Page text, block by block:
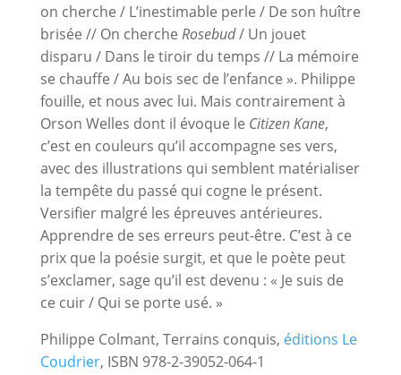
on cherche / L’inestimable perle / De son huître
brisée // On cherche Rosebud/ Un jouet
disparu / Dans le tiroir du temps // La mémoire
se chauffe / Au bois sec de l’enfance ». Philippe
fouille, et nous avec lui. Mais contrairement à
Orson Welles dont il évoque le Citizen Kane,
c’est en couleurs qu’il accompagne ses vers,
avec des illustrations qui semblent matérialiser
la tempête du passé qui cogne le présent.
Versifier malgré les épreuves antérieures.
Apprendre de ses erreurs peut-être. C’est à ce
prix que la poésie surgit, et que le poète peut
s’exclamer, sage qu’il est devenu : « Je suis de
ce cuir / Qui se porte usé. »
Philippe Colmant, Terrains conquis, éditions Le
Coudrier, ISBN 978-2-39052-064-1